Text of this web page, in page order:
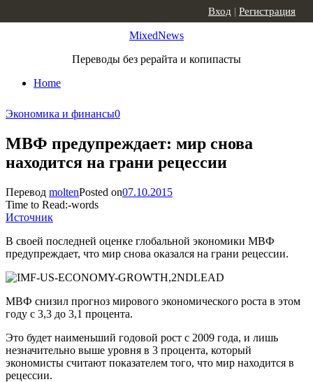
MixedNews
Переводы без рерайта и копипасты
Home
Вход | Регистрация
Экономика и финансы0
МВФ предупреждает: мир снова
находится на грани рецессии
Перевод moltenPosted on07.10.2015
Time to Read:-words
Источник
В своей последней оценке глобальной экономики МВФ
предупреждает, что мир снова оказался на грани рецессии.
МВФ снизил прогноз мирового экономического роста в этом
году с 3,3 до 3,1 процента.
Это будет наименьший годовой рост с 2009 года, и лишь
незначительно выше уровня в 3 процента, который
экономисты считают показателем того, что мир находится в
рецессии.